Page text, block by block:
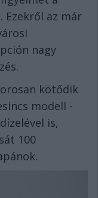
az már
nagy
kötődik
modell -
is,
100